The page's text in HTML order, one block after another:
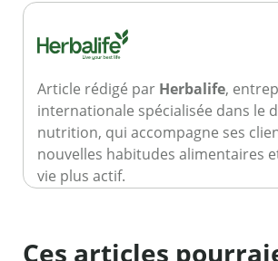
Article rédigé par Herbalife,
internationale spécialisée dans le
nutrition, qui accompagne ses
nouvelles habitudes alimentaires
vie plus actif.
Ces articles